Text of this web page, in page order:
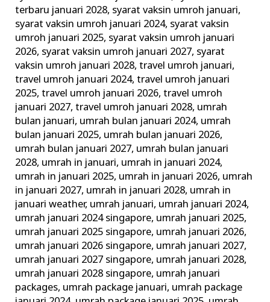
terbaru januari 2028, syarat vaksin umroh januari,
syarat vaksin umroh januari 2024, syarat vaksin
umroh januari 2025, syarat vaksin umroh januari
2026, syarat vaksin umroh januari 2027, syarat
vaksin umroh januari 2028,travel umroh januari,
travel umroh januari 2024,travel umroh januari
2025,travel umroh januari 2026,travel umroh
januari 2027,travel umroh januari 2028, umrah
bulan januari, umrah bulan januari 2024, umrah
bulan januari 2025, umrah bulan januari 2026,
umrah bulan januari 2027, umrah bulan januari
2028, umrah in januari, umrah in januari 2024,
umrah in januari 2025, umrah in januari 2026, umrah
in januari 2027, umrah in januari 2028, umrah in
januari weather, umrah januari, umrah januari 2024,
umrah januari 2024 singapore, umrah januari 2025,
umrah januari 2025 singapore, umrah januari 2026,
umrah januari 2026 singapore, umrah januari 2027,
umrah januari 2027 singapore, umrah januari 2028,
umrah januari 2028 singapore, umrah januari
packages, umrah package januari, umrah package